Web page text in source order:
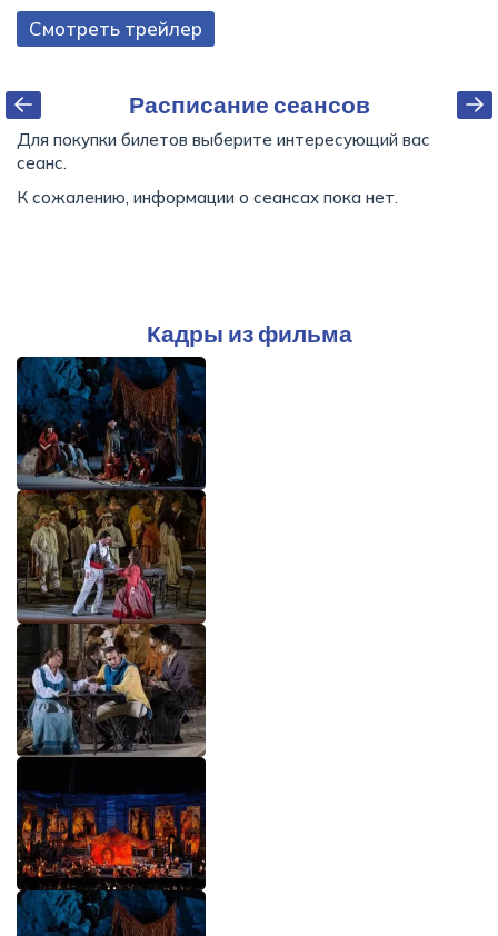
Смотреть трейлер
Расписание сеансов
Для покупки билетов выберите интересующий вас
сеанс.
К сожалению, информации о сеансах пока нет.
Кадры из фильма